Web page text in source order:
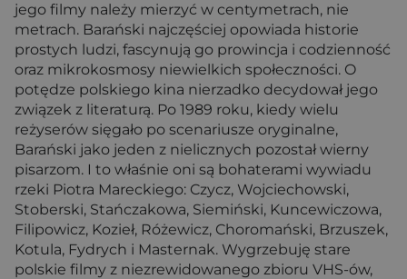
jego filmy należy mierzyć w centymetrach, nie
metrach. Barański najczęściej opowiada historie
prostych ludzi, fascynują go prowincja i codzienność
oraz mikrokosmosy niewielkich społeczności. O
potędze polskiego kina nierzadko decydował jego
związek z literaturą. Po 1989 roku, kiedy wielu
reżyserów sięgało po scenariusze oryginalne,
Barański jako jeden z nielicznych pozostał wierny
pisarzom. I to właśnie oni są bohaterami wywiadu
rzeki Piotra Mareckiego: Czycz, Wojciechowski,
Stoberski, Stańczakowa, Siemiński, Kuncewiczowa,
Filipowicz, Kozieł, Różewicz, Choromański, Brzuszek,
Kotula, Fydrych i Masternak. Wygrzebuję stare
polskie filmy z niezrewidowanego zbioru VHS-ów,